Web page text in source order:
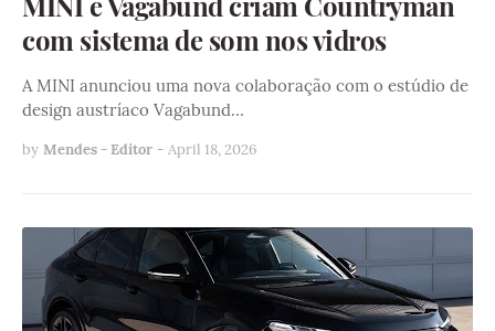
com sistema de som nos vidros
A MINI anunciou uma nova colaboração com o estúdio de
design austríaco Vagabund…
by Mendes - Editor - April 18, 2026